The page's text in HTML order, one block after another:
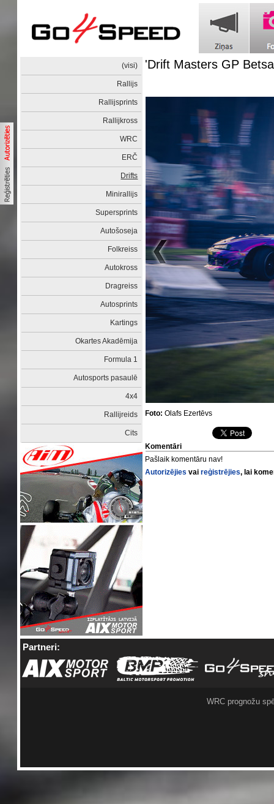
(visi)
Rallijs
Rallijsprints
Rallijkross
WRC
ERČ
Drifts
Minirallijs
Supersprints
Autošoseja
Folkreiss
Autokross
Dragreiss
Autosprints
Kartings
Okartes Akadēmija
Formula 1
Autosports pasaulē
4x4
Rallijreids
Cits
'Drift Masters GP
Foto: Olafs Ezertēvs
Komentāri
Pašlaik komentāru nav!
Autorizējies vaireģistrējies, lai
Partneri:
WRC prognožu